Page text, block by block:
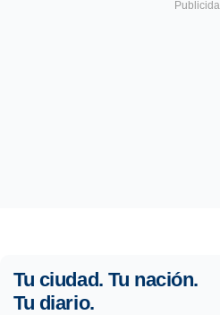
Tu ciudad. Tu nación.
Tu diario.